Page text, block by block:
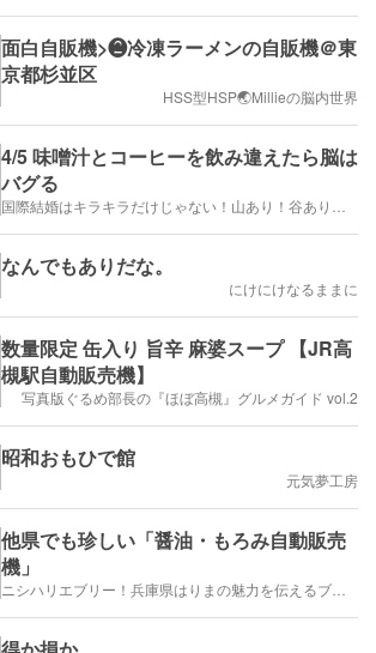
面白自販機>❷冷凍ラーメンの自販機＠東
京都杉並区
HSS型HSP🌏Millieの脳内世界
4/5 味噌汁とコーヒーを飲み違えたら脳は
バグる
なんでもありだな。
にけにけなるままに
数量限定 缶入り 旨辛 麻婆スープ 【JR高
槻駅自動販売機】
写真版ぐるめ部長の『ほぼ高槻』グルメガイド vol.2
昭和おもひで館
元気夢工房
他県でも珍しい「醤油・もろみ自動販売
機」